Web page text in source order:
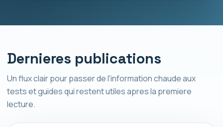
Dernieres publications
Un flux clair pour passer de l'information chaude aux
tests et guides qui restent utiles apres la premiere
lecture.